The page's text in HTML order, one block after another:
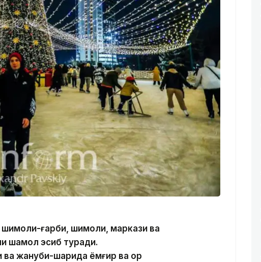
шимоли-ғарби, шимоли, маркази ва
шамол эсиб туради.
жануби-шарқида ёмғир ва қор